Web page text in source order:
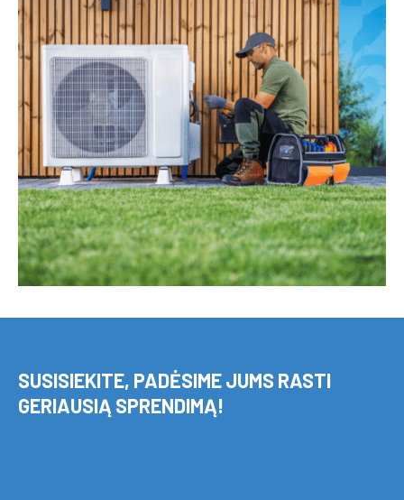
SUSISIEKITE, PADĖSIME JUMS RASTI
GERIAUSIĄ SPRENDIMĄ!